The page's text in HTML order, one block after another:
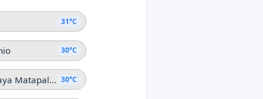
31°C
30°C
Matapalo (Playa Matapalo) 30°C